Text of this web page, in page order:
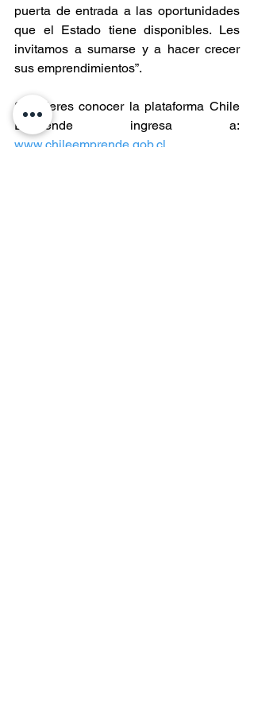
puerta de entrada a las oportunidades
que el Estado tiene disponibles. Les
invitamos a sumarse y a hacer crecer
sus emprendimientos”.
Si quieres conocer la plataforma Chile
www.chileemprende.gob.cl